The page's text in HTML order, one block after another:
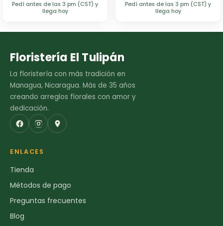
Pedí antes de las 3 pm (CST) y
llega hoy
Pedí antes de las 3 pm (CST) y
llega hoy
Floristería El Tulipán
La floristería con más tradición en
Managua, Nicaragua. Más de 35 años
creando arreglos florales con amor y
dedicación.
ENLACES
Tienda
Métodos de pago
Preguntas frecuentes
Blog